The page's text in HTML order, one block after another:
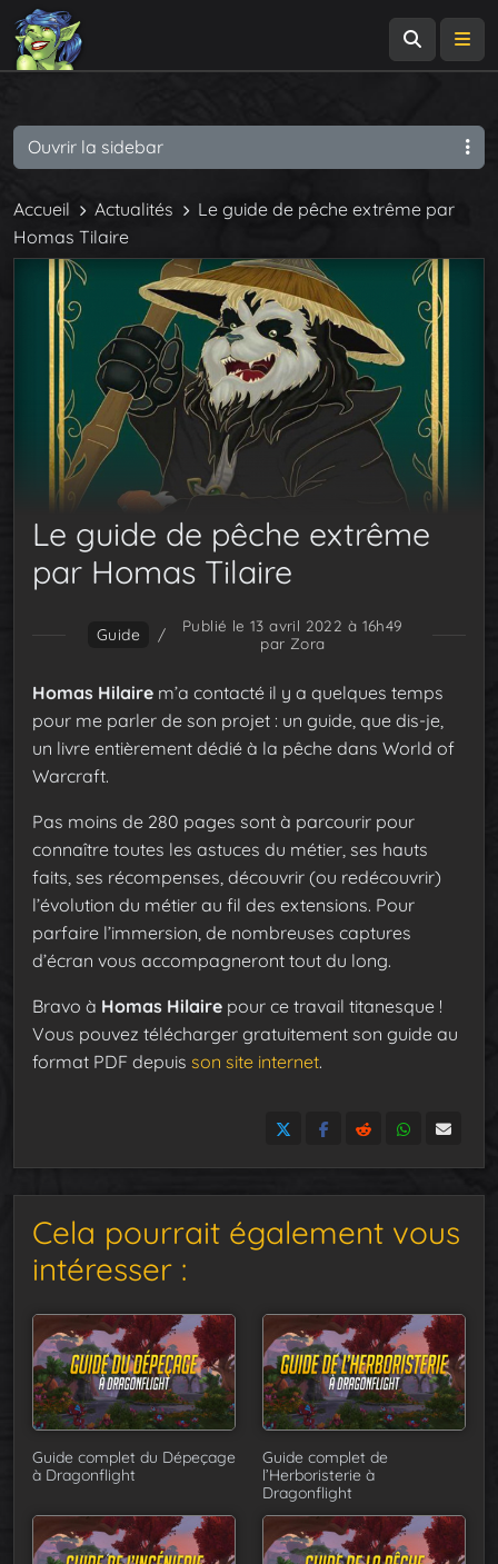
Accueil Actualités
Le guide de pêche extrême par
Homas Tilaire
Le guide de pêche extrême
par Homas Tilaire
Guide /
Publié le 13 avril 2022 à 16h49
par Zora
Homas Hilaire m’a contacté il y a quelques temps
pour me parler de son projet : un guide, que dis-je,
un livre entièrement dédié à la pêche dans World of
Warcraft.
Pas moins de 280 pages sont à parcourir pour
connaître toutes les astuces du métier, ses hauts
faits, ses récompenses, découvrir (ou redécouvrir)
l’évolution du métier au fil des extensions. Pour
parfaire l’immersion, de nombreuses captures
d’écran vous accompagneront tout du long.
Bravo à Homas Hilaire pour ce travail titanesque !
Vous pouvez télécharger gratuitement son guide au
format PDF depuis son site internet.
Cela pourrait également vous
intéresser :
Guide complet du Dépeçage
à Dragonflight
Guide complet de
l’Herboristerie à
Dragonflight
Ouvrir la sidebar